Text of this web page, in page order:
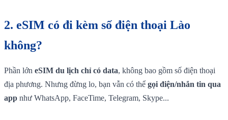
2. eSIM có đi kèm số điện thoại Lào
không?
Phần lớn eSIM du lịch chỉ có data, không bao gồm số điện thoại
địa phương. Nhưng đừng lo, bạn vẫn có thể gọi điện/nhắn tin qua
app như WhatsApp, FaceTime, Telegram, Skype...